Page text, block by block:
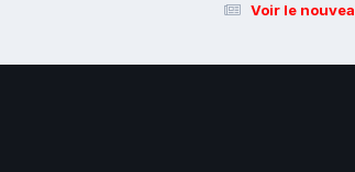
Voir le